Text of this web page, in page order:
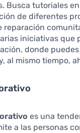
Busca tutoriales
de diferentes
reparación
iniciativas que
donde
al mismo tiempo,
es una
a las personas